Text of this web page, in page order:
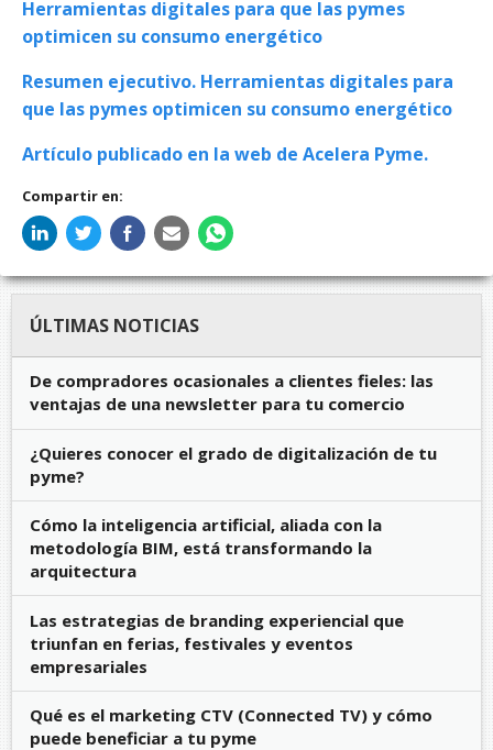
Herramientas digitales ​para que las pymes
optimicen su consumo energético
Resumen ejecutivo. Herramientas digitales ​para
que las pymes optimicen su consumo energético
Artículo publicado en la web de Acelera Pyme.
Compartir en:
ÚLTIMAS NOTICIAS
De compradores ocasionales a clientes fieles: las
ventajas de una newsletter para tu comercio
¿Quieres conocer el grado de digitalización de tu
pyme?
Cómo la inteligencia artificial, aliada con la
metodología BIM, está transformando la
arquitectura
Las estrategias de branding experiencial que
triunfan en ferias, festivales y eventos
empresariales
Qué es el marketing CTV (Connected TV) y cómo
puede beneficiar a tu pyme